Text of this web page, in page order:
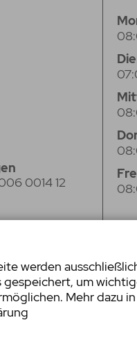
0014 12
2920 05
werden
gespeichert, um
Mehr dazu